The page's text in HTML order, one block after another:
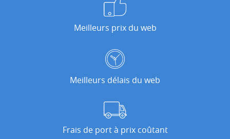
Meilleurs prix du web
Meilleurs délais du web
Frais de port à prix coûtant